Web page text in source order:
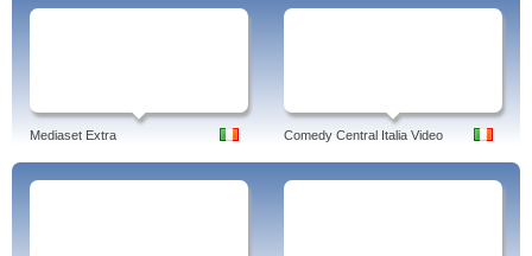
Mediaset Extra Comedy Central Italia Video